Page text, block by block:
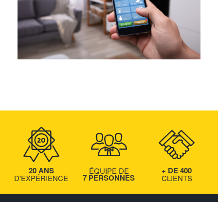
20 ANS
D'EXPÉRIENCE
ÉQUIPE DE
7 PERSONNES
+ DE 400
CLIENTS